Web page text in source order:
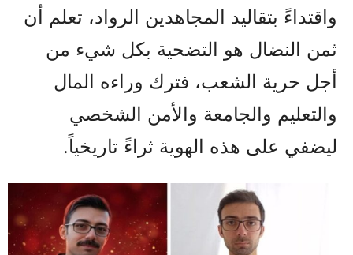
واقتداءً بتقاليد المجاهدين الرواد، تعلم أن
ثمن النضال هو التضحية بكل شيء من
أجل حرية الشعب، فترك وراءه المال
والتعليم والجامعة والأمن الشخصي
ليضفي على هذه الهوية ثراءً تاريخياً.